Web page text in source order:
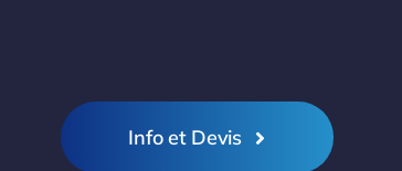
Info et Devis